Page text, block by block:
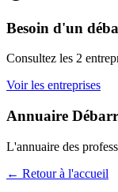
Besoin d'un
Consultez les 2
Voir les entreprises
Annuaire
L'annuaire des
← Retour à l'accueil